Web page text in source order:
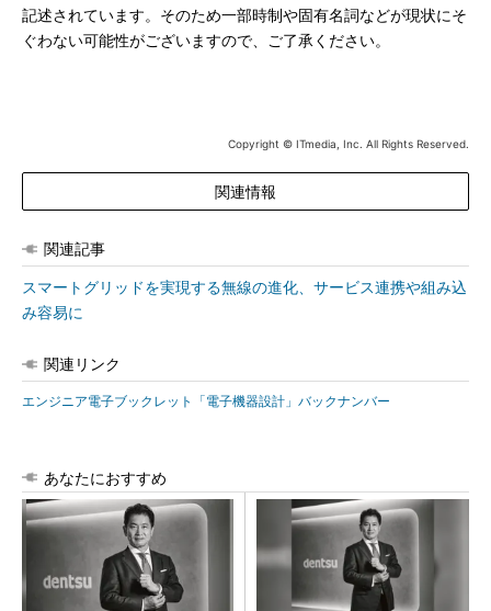
記述されています。そのため一部時制や固有名詞などが現状にそ
ぐわない可能性がございますので、ご了承ください。
Copyright © ITmedia, Inc. All Rights Reserved.
関連情報
関連記事
スマートグリッドを実現する無線の進化、サービス連携や組み込
み容易に
関連リンク
エンジニア電子ブックレット「電子機器設計」バックナンバー
あなたにおすすめ